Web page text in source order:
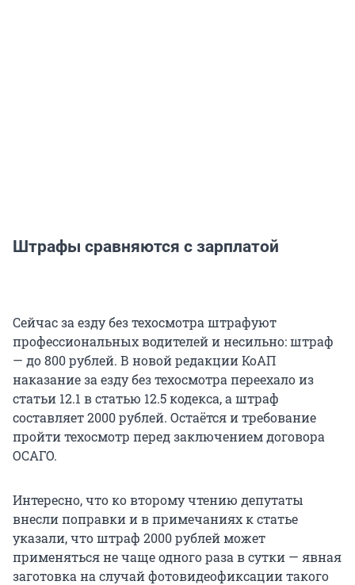
Штрафы сравняются с зарплатой
Сейчас за езду без техосмотра штрафуют
профессиональных водителей и несильно: штраф
— до 800 рублей. В новой редакции КоАП
наказание за езду без техосмотра переехало из
статьи 12.1 в статью 12.5 кодекса, а штраф
составляет 2000 рублей. Остаётся и требование
пройти техосмотр перед заключением договора
ОСАГО.
Интересно, что ко второму чтению депутаты
внесли поправки и в примечаниях к статье
указали, что штраф 2000 рублей может
применяться не чаще одного раза в сутки — явная
заготовка на случай фотовидеофиксации такого